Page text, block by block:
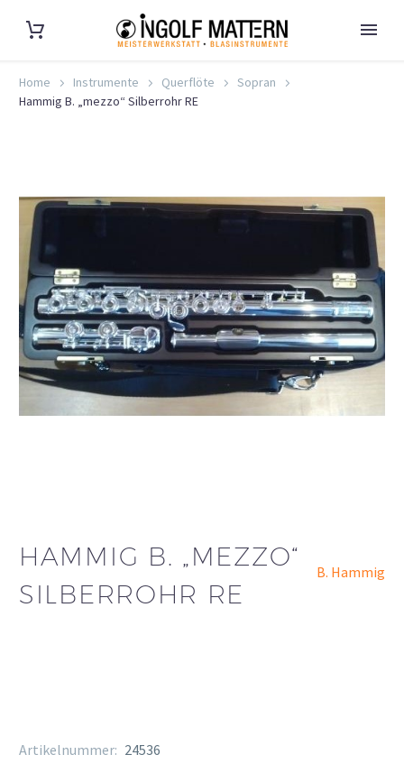
Home Instrumente Querflöte
Sopran
Hammig B. „mezzo“ Silberrohr RE
HAMMIG B. „MEZZO“
SILBERROHR RE
B. Hammig
Artikelnummer: 24536